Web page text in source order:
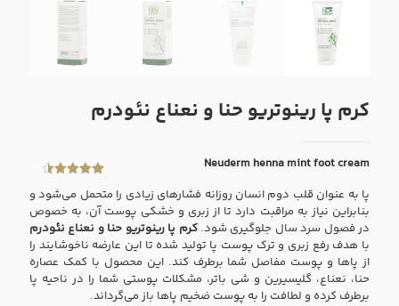
کرم پا رینوتریو حنا و نعناع نئودرم
Neuderm henna mint foot cream
4.50
از 5
در
امتیازدهی
مشتری
پا به عنوان قلب دوم انسان روزانه فشارهای زیادی را متحمل می‌شود و
بنابراین نیاز به مراقبت دارد تا از زبری و خشکی پوست آن، به خصوص
در فصول سرد سال جلوگیری شود.کرم پا رینوتریو حنا و نعناع نئودرم
با هدف رفع زبری و ترک پوست پا تولید شده تا این عارضه ناخوشایند را
از پاها و پوست مفاصل شما برطرف کند. این محصول با کمک عصاره
حنا، نعناع، گلیسیرین و شی باتر، مشکلات پوستی شما را در ناحیه پا
برطرف کرده و لطافت را به پوست ضخیم پاها باز می‌گرداند.